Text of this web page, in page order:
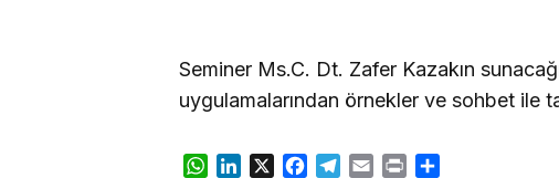
Seminer Ms.C. Dt. Zafer Kazakın
uygulamalarından örnekler ve sohbet ile
WhatsApp
LinkedIn
X Facebook
Telegram
Email Print